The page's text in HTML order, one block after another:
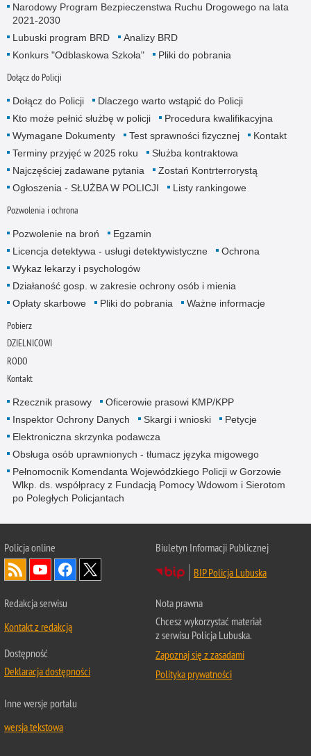
Narodowy Program Bezpieczenstwa Ruchu Drogowego na lata
2021-2030
Lubuski program BRD
Analizy BRD
Konkurs "Odblaskowa Szkoła"
Pliki do pobrania
Dołącz do Policji
Dołącz do Policji
Dlaczego warto wstąpić do Policji
Kto może pełnić służbę w policji
Procedura kwalifikacyjna
Wymagane Dokumenty
Test sprawności fizycznej
Kontakt
Terminy przyjęć w 2025 roku
Służba kontraktowa
Najczęściej zadawane pytania
Zostań Kontrterrorystą
Ogłoszenia - SŁUŻBA W POLICJI
Listy rankingowe
Pozwolenia i ochrona
Pozwolenie na broń
Egzamin
Licencja detektywa - usługi detektywistyczne
Ochrona
Wykaz lekarzy i psychologów
Działaność gosp. w zakresie ochrony osób i mienia
Opłaty skarbowe
Pliki do pobrania Ważne informacje
Pobierz
DZIELNICOWI
RODO
Kontakt
Rzecznik prasowy
Oficerowie prasowi KMP/KPP
Inspektor Ochrony Danych
Skargi i wnioski
Petycje
Elektroniczna skrzynka podawcza
Obsługa osób uprawnionych - tłumacz języka migowego
Pełnomocnik Komendanta Wojewódzkiego Policji w Gorzowie
Wlkp. ds. współpracy z Fundacją Pomocy Wdowom i Sierotom
po Poległych Policjantach
Policja online
Biuletyn Informacji Publicznej
BIP Policja Lubuska
Redakcja serwisu
Kontakt z redakcją
Dostępność
Deklaracja dostępności
Nota prawna
Chcesz wykorzystać materiał
z serwisu Policja Lubuska.
Zapoznaj się z zasadami
Polityka prywatności
Inne wersje portalu
wersja tekstowa